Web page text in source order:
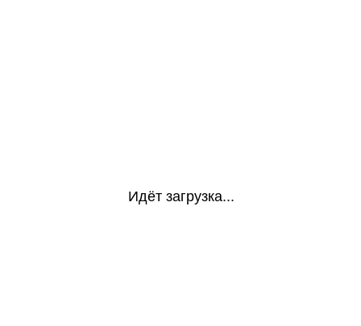
Идёт загрузка...